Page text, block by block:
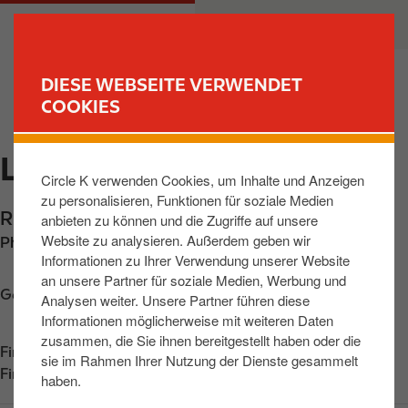
DIESE WEBSEITE VERWENDET
COOKIES
Circle K verwenden Cookies, um Inhalte und Anzeigen
zu personalisieren, Funktionen für soziale Medien
anbieten zu können und die Zugriffe auf unsere
Website zu analysieren. Außerdem geben wir
Informationen zu Ihrer Verwendung unserer Website
an unsere Partner für soziale Medien, Werbung und
Analysen weiter. Unsere Partner führen diese
Informationen möglicherweise mit weiteren Daten
zusammen, die Sie ihnen bereitgestellt haben oder die
sie im Rahmen Ihrer Nutzung der Dienste gesammelt
haben.
u
m
I
n
h
l
M
v
LEIPZIG, RIESAER STR
Riesaer Strasse 74,Leipzig,04328,DE
Phone: +493412519182
Get directions
Find us on
App Store
Find us on